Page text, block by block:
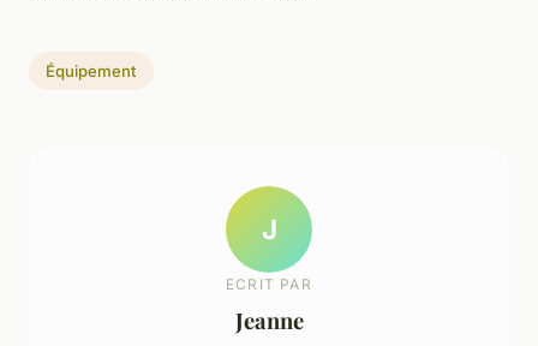
Équipement
J
ECRIT PAR
Jeanne